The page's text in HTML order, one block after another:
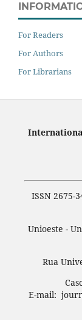
For Readers
For Authors
For Librarians
ISSN 2675-
Unioeste -
Rua
E-mail: